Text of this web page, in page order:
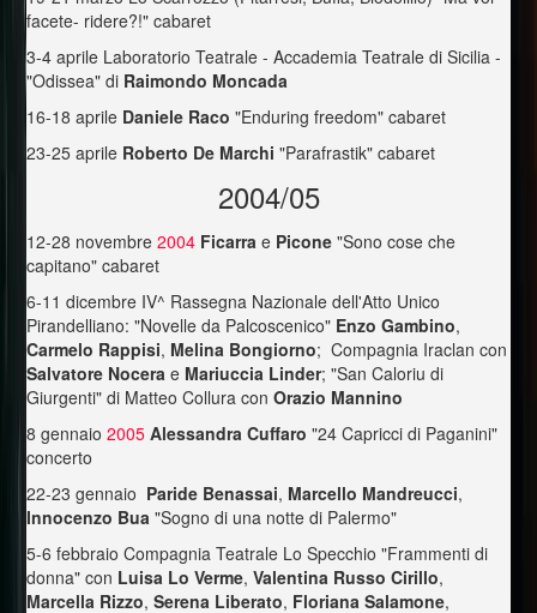
facete- ridere?!" cabaret
3-4 aprile Laboratorio Teatrale - Accademia Teatrale di Sicilia -
"Odissea" di Raimondo Moncada
16-18 aprile Daniele Raco"Enduring freedom" cabaret
23-25 aprile Roberto De Marchi"Parafrastik" cabaret
2004/05
12-28 novembre2004 Ficarra e Picone"Sono cose che
capitano" cabaret
6-11 dicembre IV^ Rassegna Nazionale dell'Atto Unico
Pirandelliano: "Novelle da Palcoscenico" Enzo Gambino,
Carmelo Rappisi, Melina Bongiorno; Compagnia Iraclan con
Salvatore Nocerae Mariuccia Linder; "San Caloriu di
Giurgenti" di Matteo Collura conOrazio Mannino
8 gennaio2005Alessandra Cuffaro"24 Capricci di Paganini"
concerto
22-23 gennaio Paride Benassai, Marcello Mandreucci,
Innocenzo Bua"Sogno di una notte di Palermo"
5-6 febbraio Compagnia Teatrale Lo Specchio "Frammenti di
donna" con Luisa Lo Verme, Valentina Russo Cirillo,
Marcella Rizzo, Serena Liberato, Floriana Salamone,